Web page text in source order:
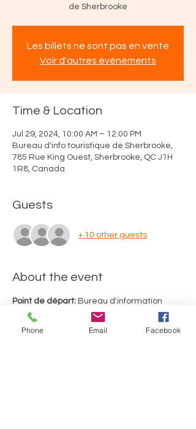
de Sherbrooke
Les billets ne sont pas en vente
Voir d'autres événements
Time & Location
Jul 29, 2024, 10:00 AM – 12:00 PM
Bureau d'info touristique de Sherbrooke,
785 Rue King Ouest, Sherbrooke, QC J1H
1R8, Canada
Guests
+ 10 other guests
About the event
Point de départ: Bureau d'information
touristique de Sherbrooke (785, rue King
Ouest, Sherbrooke)
Phone Email Facebook